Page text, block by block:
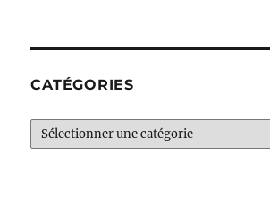
CATÉGORIES
Catégories